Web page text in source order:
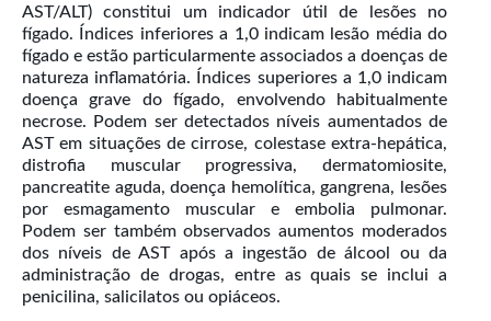
AST/ALT) constitui um indicador útil de lesões no
fígado. Índices inferiores a 1,0 indicam lesão média do
fígado e estão particularmente associados a doenças de
natureza inflamatória. Índices superiores a 1,0 indicam
doença grave do fígado, envolvendo habitualmente
necrose. Podem ser detectados níveis aumentados de
AST em situações de cirrose, colestase extra-hepática,
distrofia muscular progressiva, dermatomiosite,
pancreatite aguda, doença hemolítica, gangrena, lesões
por esmagamento muscular e embolia pulmonar.
Podem ser também observados aumentos moderados
dos níveis de AST após a ingestão de álcool ou da
administração de drogas, entre as quais se inclui a